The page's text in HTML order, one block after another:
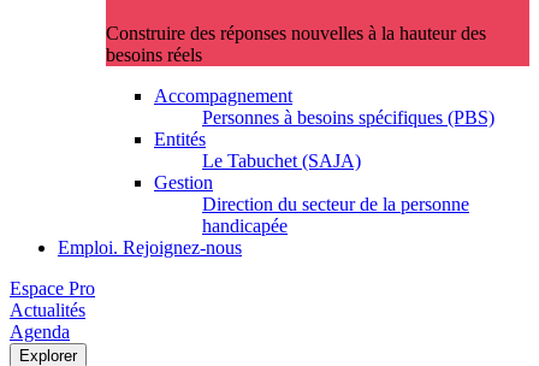
Construire des réponses nouvelles à la hauteur des
besoins réels
Accompagnement
Personnes à besoins spécifiques (PBS)
Entités
Le Tabuchet (SAJA)
Gestion
Direction du secteur de la personne
handicapée
Emploi. Rejoignez-nous
Espace Pro
Actualités
Agenda
Explorer